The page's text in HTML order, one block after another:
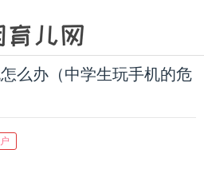
么办（中学生玩手机的危